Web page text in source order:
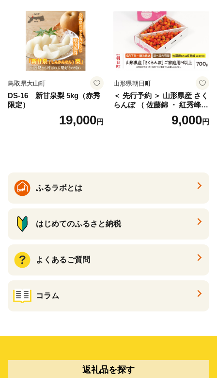
産 農家直送 期間限定 特産品
サイズミックス くらもとフ
ァーム 愛南町 愛媛県
鳥取県大山町
DS-16 新甘泉梨 5kg（赤秀
限定）
19,000円
山形県朝日町
＜ 先行予約 ＞ 山形県産 さく
らんぼ （ 佐藤錦 ・ 紅秀峰
） ご家庭用 M以上 700g 【20
26年6月下旬から7月上旬発
9,000円
ふるラボとは
はじめてのふるさと納税
よくあるご質問
コラム
返礼品を探す